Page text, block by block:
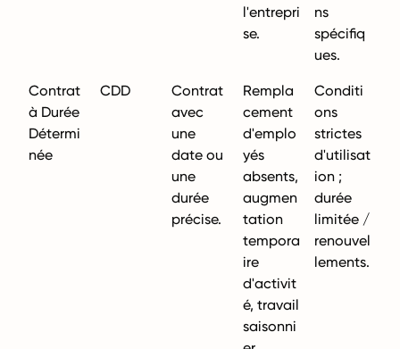
l'entrepri
se.
ns
spécifiq
ues.
Contrat
à Durée
Détermi
née
CDD
Contrat
avec
une
date ou
une
durée
précise.
Rempla
cement
d'emplo
yés
absents,
augmen
tation
tempora
ire
d'activit
é, travail
saisonni
Conditi
ons
strictes
d'utilisat
ion ;
durée
limitée /
renouvel
lements.